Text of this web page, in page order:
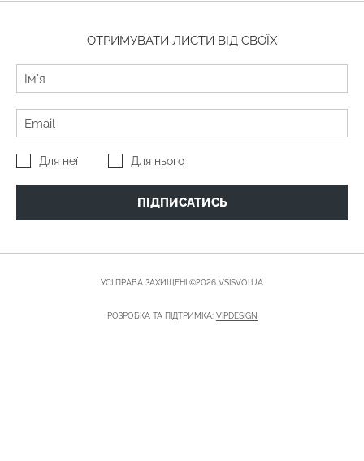
ОТРИМУВАТИ ЛИСТИ ВІД СВОЇХ
Для неї Для нього
ПІДПИСАТИСЬ
УСІ ПРАВА ЗАХИЩЕНІ ©2026 VSISVOI.UA
РОЗРОБКА ТА ПІДТРИМКА: VIPDESIGN